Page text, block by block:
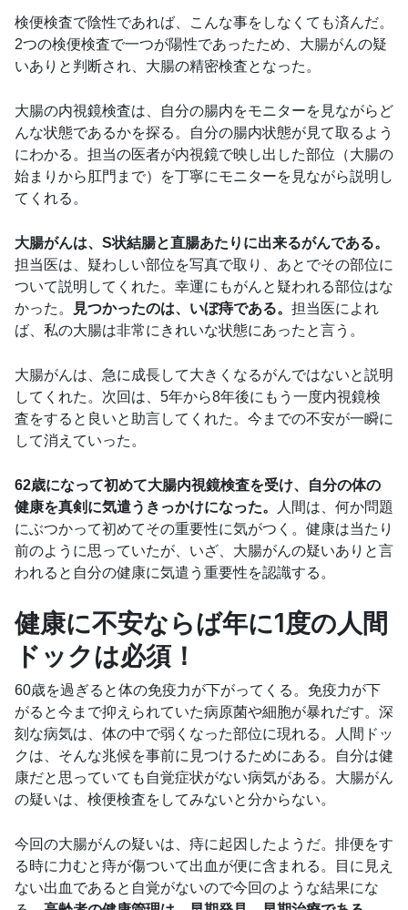
検便検査で陰性であれば、こんな事をしなくても済んだ。
2つの検便検査で一つが陽性であったため、大腸がんの疑
いありと判断され、大腸の精密検査となった。
大腸の内視鏡検査は、自分の腸内をモニターを見ながらど
んな状態であるかを探る。自分の腸内状態が見て取るよう
にわかる。担当の医者が内視鏡で映し出した部位（大腸の
始まりから肛門まで）を丁寧にモニターを見ながら説明し
てくれる。
大腸がんは、S状結腸と直腸あたりに出来るがんである。
担当医は、疑わしい部位を写真で取り、あとでその部位に
ついて説明してくれた。幸運にもがんと疑われる部位はな
かった。
見つかったのは、いぼ痔である。 担当医によれ
ば、私の大腸は非常にきれいな状態にあったと言う。
大腸がんは、急に成長して大きくなるがんではないと説明
してくれた。次回は、5年から8年後にもう一度内視鏡検
査をすると良いと助言してくれた。今までの不安が一瞬に
して消えていった。
62歳になって初めて大腸内視鏡検査を受け、自分の体の
健康を真剣に気遣うきっかけになった。
人間は、何か問題
にぶつかって初めてその重要性に気がつく。健康は当たり
前のように思っていたが、いざ、大腸がんの疑いありと言
われると自分の健康に気遣う重要性を認識する。
健康に不安ならば年に1度の人間
ドックは必須！
60歳を過ぎると体の免疫力が下がってくる。免疫力が下
がると今まで抑えられていた病原菌や細胞が暴れだす。深
刻な病気は、体の中で弱くなった部位に現れる。人間ドッ
クは、そんな兆候を事前に見つけるためにある。自分は健
康だと思っていても自覚症状がない病気がある。大腸がん
の疑いは、検便検査をしてみないと分からない。
今回の大腸がんの疑いは、痔に起因したようだ。排便をす
る時に力むと痔が傷ついて出血が便に含まれる。目に見え
ない出血であると自覚がないので今回のような結果にな